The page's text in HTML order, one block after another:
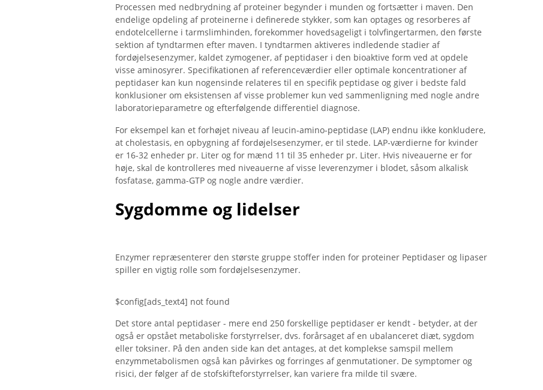
Processen med nedbrydning af proteiner begynder i munden og fortsætter i maven. Den
endelige opdeling af proteinerne i definerede stykker, som kan optages og resorberes af
endotelcellerne i tarmslimhinden, forekommer hovedsageligt i tolvfingertarmen, den første
sektion af tyndtarmen efter maven. I tyndtarmen aktiveres indledende stadier af
fordøjelsesenzymer, kaldet zymogener, af peptidaser i den bioaktive form ved at opdele
visse aminosyrer. Specifikationen af ​​referenceværdier eller optimale koncentrationer af
peptidaser kan kun nogensinde relateres til en specifik peptidase og giver i bedste fald
konklusioner om eksistensen af ​​visse problemer kun ved sammenligning med nogle andre
laboratorieparametre og efterfølgende differentiel diagnose.
For eksempel kan et forhøjet niveau af leucin-amino-peptidase (LAP) endnu ikke konkludere,
at cholestasis, en opbygning af fordøjelsesenzymer, er til stede. LAP-værdierne for kvinder
er 16-32 enheder pr. Liter og for mænd 11 til 35 enheder pr. Liter. Hvis niveauerne er for
høje, skal de kontrolleres med niveauerne af visse leverenzymer i blodet, såsom alkalisk
fosfatase, gamma-GTP og nogle andre værdier.
Sygdomme og lidelser
Enzymer repræsenterer den største gruppe stoffer inden for proteiner Peptidaser og lipaser
spiller en vigtig rolle som fordøjelsesenzymer.
$config[ads_text4] not found
Det store antal peptidaser - mere end 250 forskellige peptidaser er kendt - betyder, at der
også er opstået metaboliske forstyrrelser, dvs. forårsaget af en ubalanceret diæt, sygdom
eller toksiner. På den anden side kan det antages, at det komplekse samspil mellem
enzymmetabolismen også kan påvirkes og forringes af genmutationer. De symptomer og
risici, der følger af de stofskifteforstyrrelser, kan variere fra milde til svære.